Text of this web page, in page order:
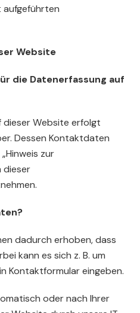
aufgeführten
Website
die Datenerfassung auf
dieser Website erfolgt
Dessen Kontaktdaten
zur
dieser
dadurch erhoben, dass
kann es sich z. B. um
Kontaktformular eingeben.
oder nach Ihrer